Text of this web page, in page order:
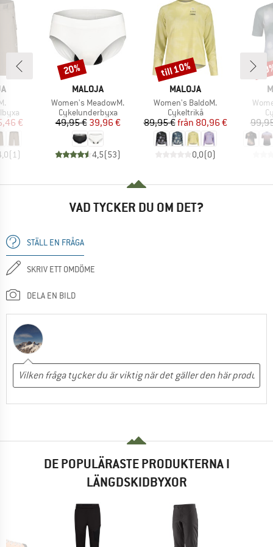
pris
€
(1)
VARUMÄRKE
MALOJA
Produkter
Women's MeadowM.
Produktgrupp
Cykelunderbyxa
Pris
49,95 €Reducerat pris
39,96 €
4,5(53)
Rabatt
20%
VARUMÄRKE
MALOJA
Produkter
Women's BaldoM.
Produktgrupp
Cykeltrikå
Pris
89,95 € Reducerat pris
från 80,96 €
0,0(0)
Rabatt
till 10%
VAD TYCKER DU OM DET?
STÄLL EN FRÅGA
SKRIV ETT OMDÖME
DELA EN BILD
DE POPULÄRASTE PRODUKTERNA I
LÄNGDSKIDBYXOR